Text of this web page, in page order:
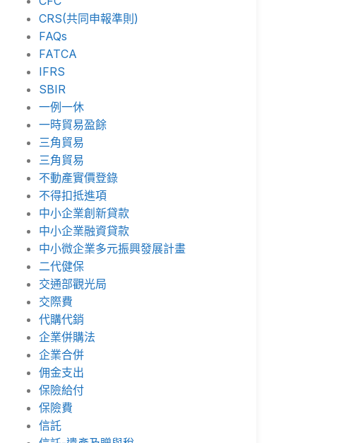
CRS(共同申報準則)
FAQs
FATCA
IFRS
SBIR
一例一休
一時貿易盈餘
三角貿易
三角貿易
不動產實價登錄
不得扣抵進項
中小企業創新貸款
中小企業融資貸款
中小微企業多元振興發展計畫
二代健保
交通部觀光局
交際費
代購代銷
企業併購法
企業合併
佣金支出
保險給付
保險費
信託